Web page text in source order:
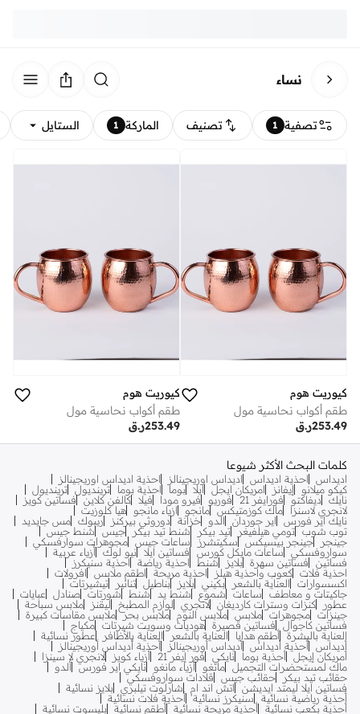
نساء
تصفية 1 تصنيف الماركة 1 الستايل
كيوريت هوم
طقم أكواب نحاسية مول
ر.ق253.49
كيوريت هوم
طقم أكواب نحاسية مول
ر.ق253.49
كلمات البحث الأكثر شيوعا
اديداس احذية اديداس اديداس اوريجينالز
احذية اديداس اوريجينالز
كيكو ميلانو
إيفانز امريكان ايجل ايلا بوما احذية بوما ترينديول ترينديول
نايك ديفاكتو فورايفر 21 فوريو فيرو مودا فيلا كالفن كلاين فساتين كويز
لانجري لاسنزا
ماك كوزمتيكس مانجو ازياء مانجو
هيا كلوزيت
نايك اير فورس
اير جوردان الدو خزانة دوروثي بيركنز ريبوك مس جايديد
توب شوب تومي هيلفيغر تيد بيكر شنط تيد بيكر جيس
شنط جيس
جينجر
جينجر بيسيكس سكيتشرز ساعات جيس مجوهرات سوارفسكي
سواروفسكي
ساعات مايكل كورس فساتين ايلا نيو لوك أزياء عربية
فساتين
فساتين سهرة بلايز شنط احذية رياضة
احذية سنيكرز
احذية فلات كعوب واحذية هيلز احذية مريحة اطقم ملابس
افرولات
اكسسوارات
العناية بالشعر بكيني بلايز بناطيل تنانير
تيشيرتات
جاكيتات و معاطف
ساعات شموع شنط يد شنط شورتات صنادل
عبايات
عطور
كنزات وسترات كارديغان لانجري لوازم المطبخ ليقنز
ملابس سباحة
جينزات مجوهرات ملابس ملابس النوم ملابس بحر ملابس مقاسات كبيرة
فساتين كاجوال
فساتين قصيرة هوديات وسويت شيرتات مكياج
العناية بالبشرة أطقم هدايا العناية بالشعر العناية بالأظافر
عطور نسائية
أديداس أحذية أديداس أديداس أوريجينالز
أحذية أديداس أوريجينالز
أمريكان إيجل أحذية بوما نايكي فور إيفر 21 أزياء كويز
لانجري لا سينزا
ماك لمستحضرات التجميل مانغو أزياء مانغو نايكي اير فورس ألدو
حقائب تيد بيكر
حقائب جيس
قلادات سواروفسكي
فساتين ايلا ليمتد ايديشن
اتش اند ام شارلوت تيلبري بلايز نسائية
أحذية رياضية نسائية
سنيكرز نسائية أحذية فلات نسائية
أحذية بكعب نسائية أحذية مريحة نسائية أطقم نسائية بليسوت نسائية